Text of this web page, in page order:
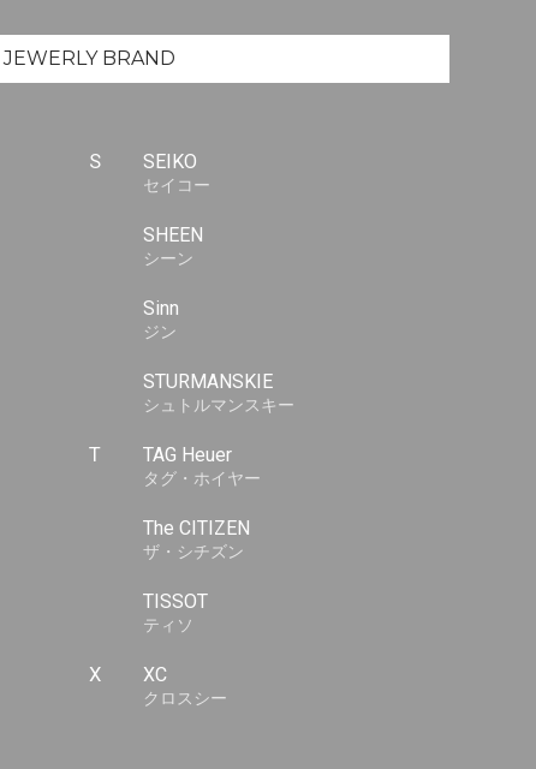
JEWERLYBRAND
S SEIKO
セイコー
SHEEN
シーン
Sinn
ジン
STURMANSKIE
シュトルマンスキー
T TAG Heuer
タグ・ホイヤー
The CITIZEN
ザ・シチズン
TISSOT
ティソ
X XC
クロスシー